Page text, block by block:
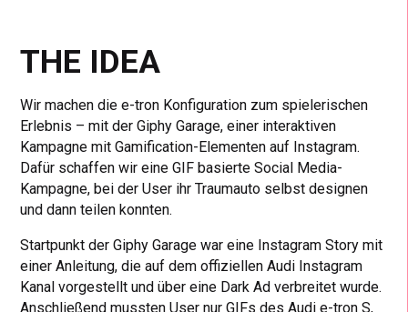
THE IDEA
Wir machen die e-tron Konfiguration zum spielerischen
Erlebnis – mit der Giphy Garage, einer interaktiven
Kampagne mit Gamification-Elementen auf Instagram.
Dafür schaffen wir eine GIF basierte Social Media-
Kampagne, bei der User ihr Traumauto selbst designen
und dann teilen konnten.
Startpunkt der Giphy Garage war eine Instagram Story mit
einer Anleitung, die auf dem offiziellen Audi Instagram
Kanal vorgestellt und über eine Dark Ad verbreitet wurde.
Anschließend mussten User nur GIFs des Audi e-tron S,